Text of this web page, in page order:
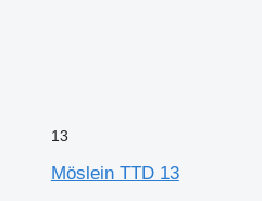
13
Möslein TTD 13